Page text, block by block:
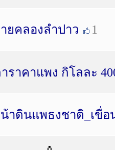
ยคลองลำปาว 1
ราคาแพง กิโลละ
าดินแพธงชาติ_เขื่อ